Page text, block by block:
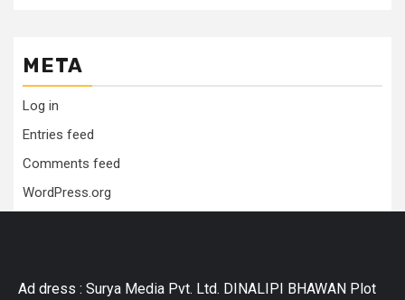
META
Log in
Entries feed
Comments feed
WordPress.org
Ad dress : Surya Media Pvt. Ltd. DINALIPI BHAWAN Plot